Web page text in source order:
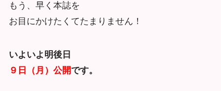
もう、早く本誌を
お目にかけたくてたまりません！
いよいよ明後日
９日（月）公開です。